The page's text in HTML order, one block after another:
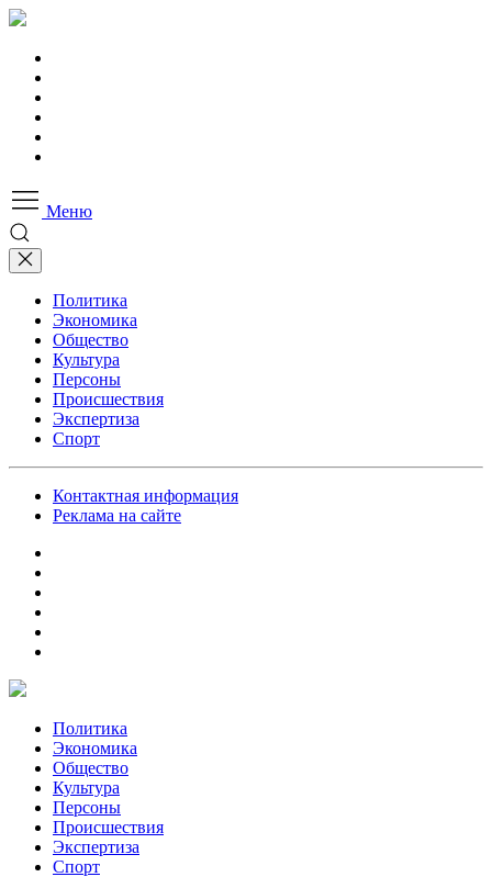
Меню
Политика
Экономика
Общество
Культура
Персоны
Происшествия
Экспертиза
Спорт
Контактная информация
Реклама на сайте
Политика
Экономика
Общество
Культура
Персоны
Происшествия
Экспертиза
Спорт